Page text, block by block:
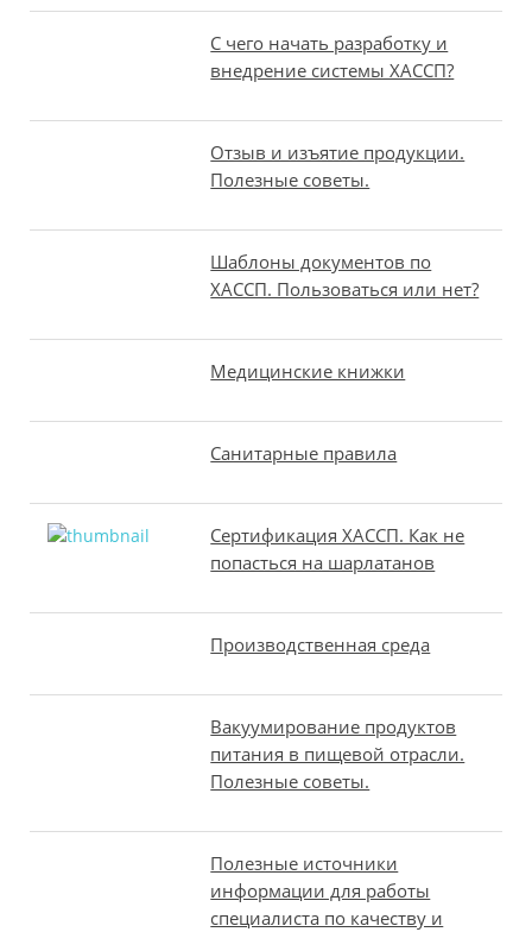
С чего начать разработку и
внедрение системы ХАССП?
Отзыв и изъятие продукции.
Полезные советы.
Шаблоны документов по
ХАССП. Пользоваться или нет?
Медицинские книжки
Санитарные правила
Сертификация ХАССП. Как не
попасться на шарлатанов
Производственная среда
Вакуумирование продуктов
питания в пищевой отрасли.
Полезные советы.
Полезные источники
информации для работы
специалиста по качеству и